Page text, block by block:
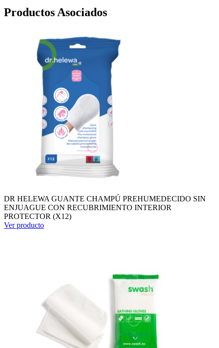
Productos Asociados
DR HELEWA GUANTE CHAMPÚ PREHUMEDECIDO SIN
ENJUAGUE CON RECUBRIMIENTO INTERIOR
PROTECTOR (X12)
Ver producto